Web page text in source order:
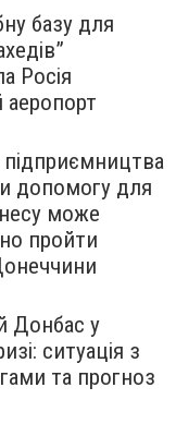
базу для
Росія
допомогу для
може
пройти
Донбас у
ситуація з
та прогноз